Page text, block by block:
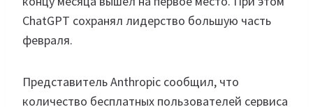
ChatGPT сохранял лидерство большую часть
февраля.
Представитель Anthropic сообщил, что
количество бесплатных пользователей сервиса